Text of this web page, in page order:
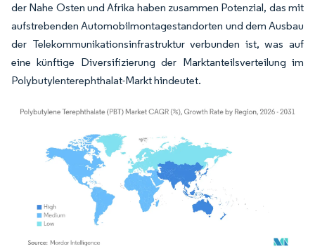
der Nahe Osten und Afrika haben zusammen Potenzial, das mit
aufstrebenden Automobilmontagestandorten und dem Ausbau
der Telekommunikationsinfrastruktur verbunden ist, was auf
eine künftige Diversifizierung der Marktanteilsverteilung im
Polybutylenterephthalat-Markt hindeutet.